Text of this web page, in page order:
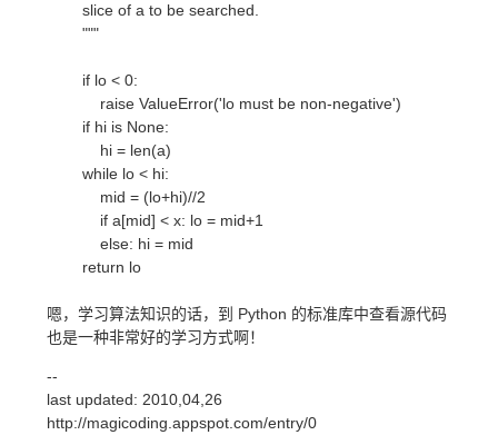
slice of a to be searched.
"""
if lo < 0:
raise ValueError('lo must be non-negative')
if hi is None:
hi = len(a)
while lo < hi:
mid = (lo+hi)//2
if a[mid] < x: lo = mid+1
else: hi = mid
return lo
嗯，学习算法知识的话，到 Python 的标准库中查看源代码
也是一种非常好的学习方式啊！
--
last updated: 2010,04,26
http://magicoding.appspot.com/entry/0